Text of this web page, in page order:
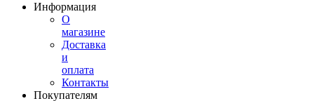
Информация
О
магазине
Доставка
и
оплата
Контакты
Покупателям